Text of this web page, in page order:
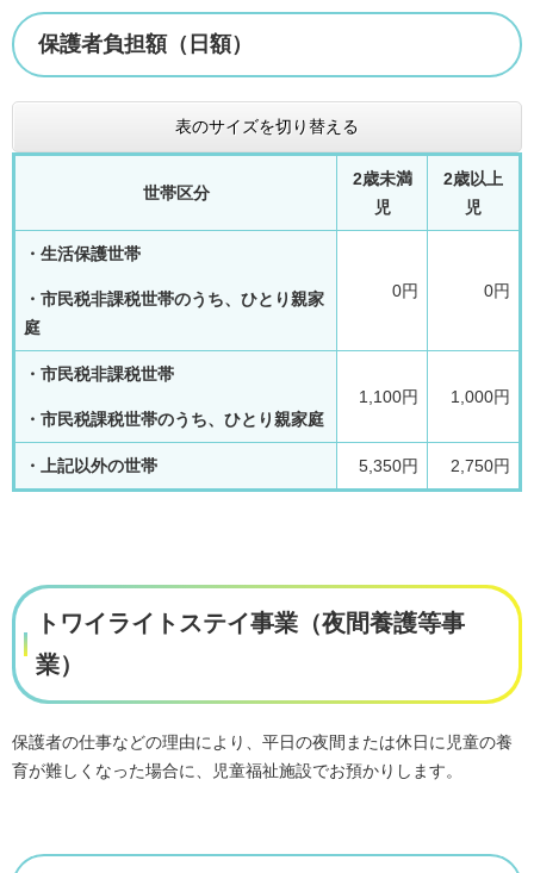
保護者負担額（日額）
表のサイズを切り替える
世帯区分
2歳未満
児
2歳以上
児
・生活保護世帯
・市民税非課税世帯のうち、ひとり親家
庭
0円 0円
・市民税非課税世帯
・市民税課税世帯のうち、ひとり親家庭
1,100円 1,000円
・上記以外の世帯 5,350円 2,750円
トワイライトステイ事業（夜間養護等事
業）
保護者の仕事などの理由により、平日の夜間または休日に児童の養
育が難しくなった場合に、児童福祉施設でお預かりします。